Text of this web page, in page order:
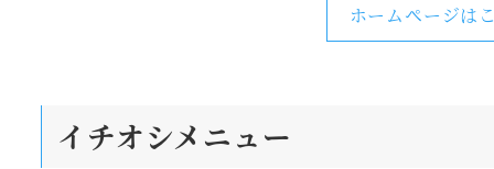
ホームページは
イチオシメニュー